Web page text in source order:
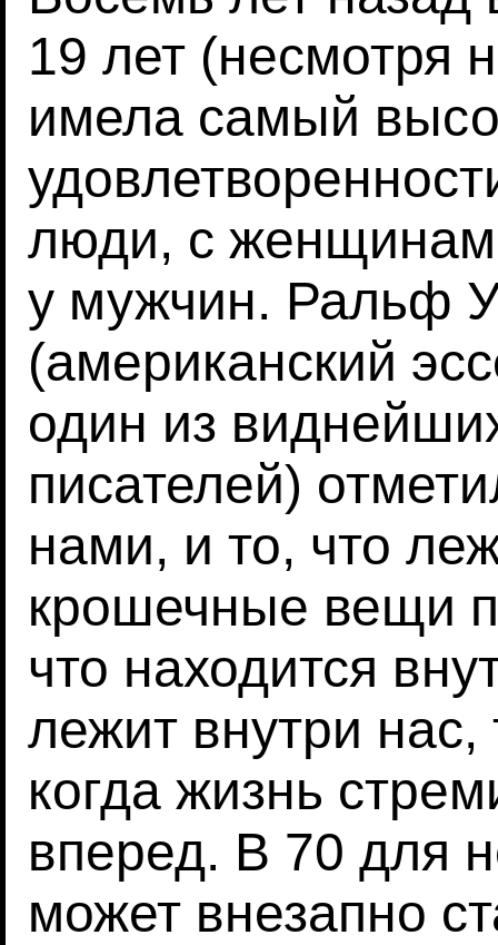
19 лет (несмотря
имела самый
люди, с
у мужчин. Ральф
(американский
один из
писателей)
нами, и то, что
крошечные вещи
что находится
лежит внутри нас,
когда жизнь
вперед. В 70 для
может внезапно